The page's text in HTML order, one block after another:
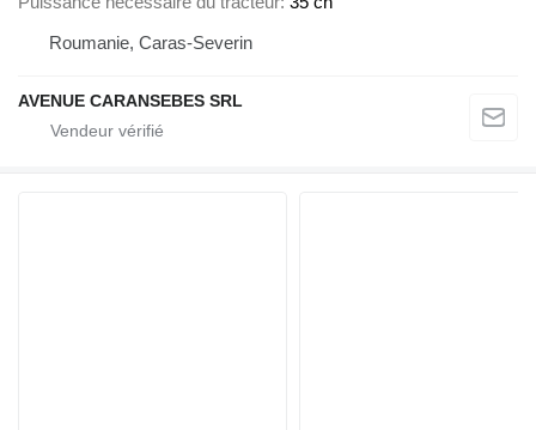
Roumanie, Caras-Severin
AVENUE CARANSEBES SRL